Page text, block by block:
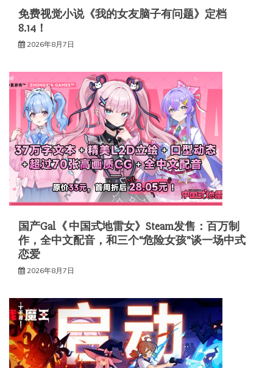
免费视觉小说《我的女友脑子有问题》定档
8.14！
2026年8月7日
国产Gal《 中国式地雷女》Steam发售：百万制
作，全中文配音，和三个“危险女孩”谈一场中式
恋爱
2026年8月7日